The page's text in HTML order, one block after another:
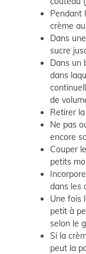
Pendant
crème
Dans
sucre
Dans un
dans
de
Retirer
Ne pas
encore
Couper
petits
dans les
Une fois
petit à
selon le
Si la
peut la